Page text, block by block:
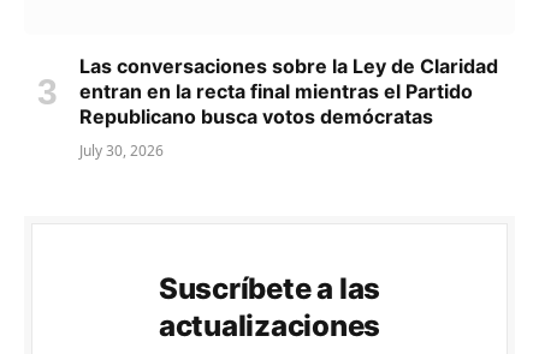
Las conversaciones sobre la Ley de Claridad
entran en la recta final mientras el Partido
Republicano busca votos demócratas
July 30, 2026
Suscríbete a las
actualizaciones